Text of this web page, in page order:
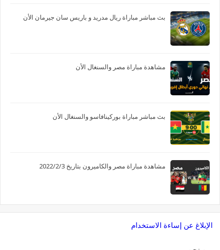
بث مباشر مباراة ريال مدريد و باريس سان جيرمان الأن
مشاهدة مباراة مصر والسنغال الأن
بث مباشر مباراة بوركينافاسو والسنغال الأن
مشاهدة مباراة مصر والكاميرون بتاريخ 2022/2/3
الإبلاغ عن إساءة الاستخدام